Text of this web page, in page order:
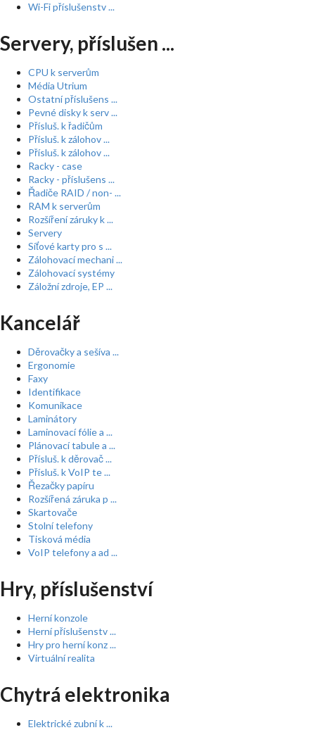
Wi-Fi příslušenstv ...
Servery, příslušen ...
CPU k serverům
Média Utrium
Ostatní příslušens ...
Pevné disky k serv ...
Přísluš. k řadičům
Přísluš. k zálohov ...
Přísluš. k zálohov ...
Racky - case
Racky - příslušens ...
Řadiče RAID / non- ...
RAM k serverům
Rozšíření záruky k ...
Servery
Síťové karty pro s ...
Zálohovací mechani ...
Zálohovací systémy
Záložní zdroje, EP ...
Kancelář
Děrovačky a sešíva ...
Ergonomie
Faxy
Identifikace
Komunikace
Laminátory
Laminovací fólie a ...
Plánovací tabule a ...
Přísluš. k děrovač ...
Přísluš. k VoIP te ...
Řezačky papíru
Rozšířená záruka p ...
Skartovače
Stolní telefony
Tisková média
VoIP telefony a ad ...
Hry, příslušenství
Herní konzole
Herní příslušenstv ...
Hry pro herní konz ...
Virtuální realita
Chytrá elektronika
Elektrické zubní k ...